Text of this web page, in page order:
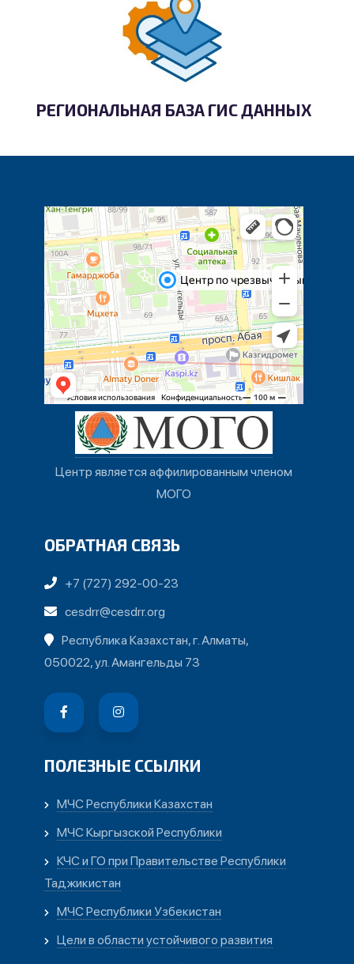
РЕГИОНАЛЬНАЯ БАЗА ГИС ДАННЫХ
Центр является аффилированным членом
МОГО
ОБРАТНАЯ СВЯЗЬ
+7 (727) 292-00-23
cesdrr@cesdrr.org
Республика Казахстан, г. Алматы,
050022, ул. Амангельды 73
ПОЛЕЗНЫЕ ССЫЛКИ
МЧС Республики Казахстан
МЧС Кыргызской Республики
КЧС и ГО при Правительстве Республики
Таджикистан
МЧС Республики Узбекистан
Цели в области устойчивого развития